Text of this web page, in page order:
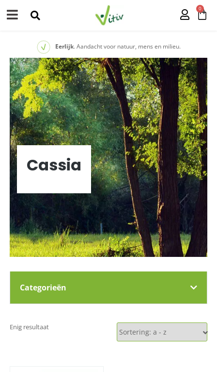
0
Eerlijk. Aandacht voor natuur, mens en milieu.
Cassia
Categorieën
Enig resultaat